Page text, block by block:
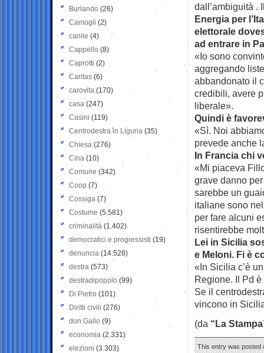
dall’ambiguità .
Energia per
elettorale
ad entrare in
«Io sono
aggregando
abbandonato il
credibili, avere
liberale».
Quindi è
«Sì. Noi
prevede anche
In Francia chi
«Mi piaceva
grave danno
sarebbe un
italiane sono
per fare alcuni
risentirebbe
Lei in Sicilia
e Meloni. Fi è
«In Sicilia c’è
Regione. Il Pd
Se il
vincono in
(da “La
This entry was posted
Burlando (26)
Camogli (2)
canile (4)
Cappello (8)
Caprotti (2)
Caritas (6)
carovita (170)
casa (247)
Casini (119)
Centrodestra in Liguria (35)
Chiesa (276)
Cina (10)
Comune (342)
Coop (7)
Cossiga (7)
Costume (5.581)
criminalità (1.402)
democratici e progressisti (19)
denuncia (14.528)
destra (573)
destradipopolo (99)
Di Pietro (101)
Diritti civili (276)
don Gallo (9)
economia (2.331)
elezioni (3.303)